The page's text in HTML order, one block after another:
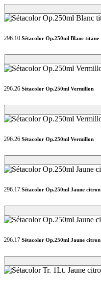
Loading...
Loading...
296.10 Sétacolor Op.250ml Blanc titane
Loading...
Loading...
296.26 Sétacolor Op.250ml Vermillon
Loading...
Loading...
296.26 Sétacolor Op.250ml Vermillon
Loading...
Loading...
296.17 Sétacolor Op.250ml Jaune citron
Loading...
Loading...
296.17 Sétacolor Op.250ml Jaune citron
Loading...
Loading...